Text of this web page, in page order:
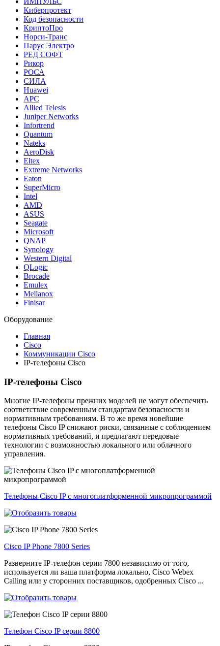
Киберпротект
Код безопасности
КриптоПро
Норси-Транс
Парус Электро
РЕД СОФТ
Рикор
РОСА
СИЛА
Huawei
APC
Allied Telesis
Juniper Networks
Infortrend
Quantum
Nateks
AeroDisk
Eltex
Extreme Networks
Eaton
SuperMicro
Intel
AMD
ASUS
Seagate
Microsoft
QNAP
Synology
Western Digital
QLogic
Brocade
Emulex
Mellanox
Finisar
Оборудование
Главная
Cisco
Коммуникации Cisco
IP-телефоны Cisco
IP-телефоны Cisco
Многие IP-телефоны прежних моделей не могут обеспечить
соответствие современным стандартам безопасности и
нормативным требованиям. В то же время новейшие
телефоны Cisco IP снижают риски, связанные с соблюдением
нормативных требований, и предлагают передовые
технологии с возможностью локального или облачного
управления.
Телефоны Cisco IP с многоплатформенной микропрограммой
Cisco IP Phone 7800 Series
Разверните IP-телефон серии 7800 независимо от того,
используется ли ваша платформа локально, Cisco Webex
Calling или у сторонних поставщиков, одобренных Cisco ...
Телефон Cisco IP серии 8800